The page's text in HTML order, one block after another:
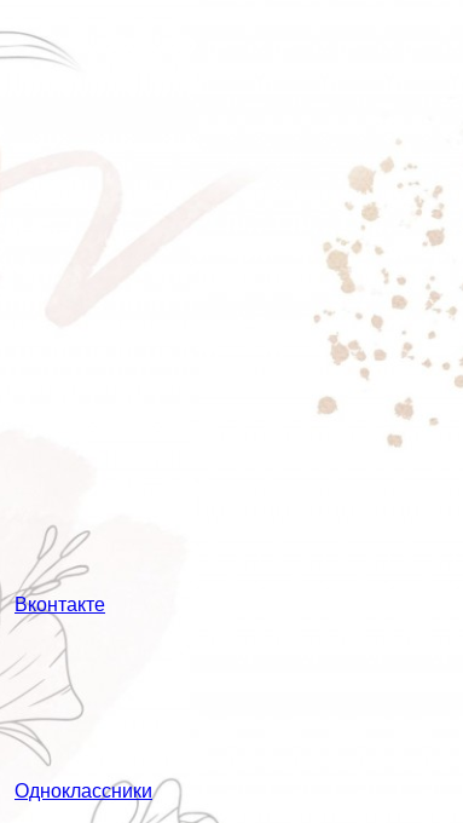
Вконтакте
Одноклассники